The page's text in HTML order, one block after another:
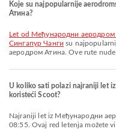
Koje su najpopularnije
Атина?
let od Међународни аеродром Атина do Међународни аеродром
Сингапур Чанги su
аеродром Атина. Ove rute
U koliko sati polazi najraniji let
koristeći Scoot?
Najraniji let iz Међународни аеродром Атина sa kompanijom Scoot polazi u
08:55. Ovaj red letenja možete